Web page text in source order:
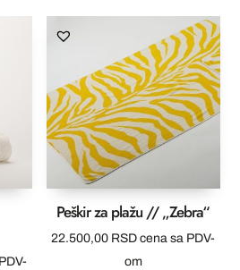
16.400,00 RSD
Peškir za plažu // „Zebra“
22.500,00 RSD cena sa PDV-
om